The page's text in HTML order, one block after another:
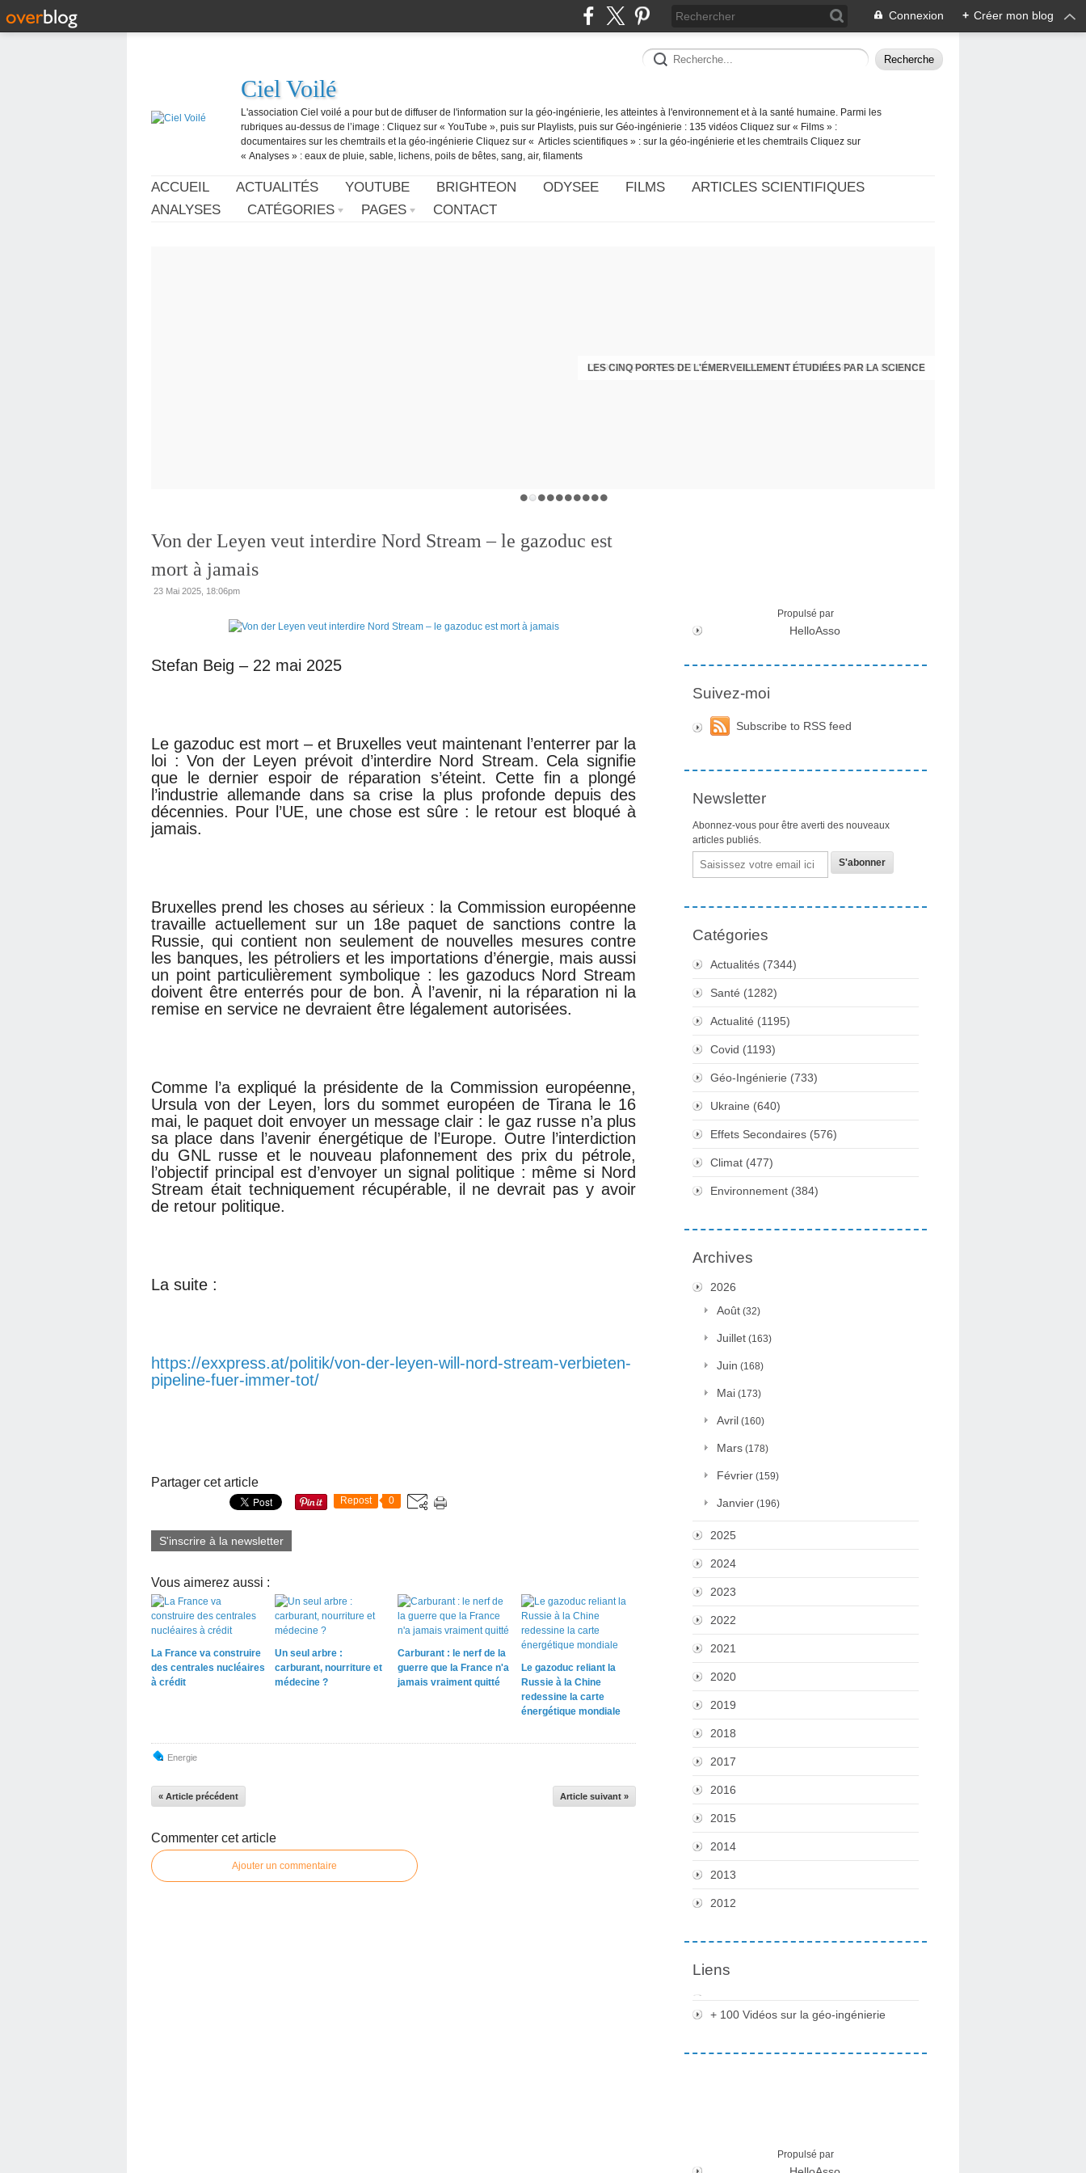
Connexion + Créer mon blog
Ciel Voilé
L'association Ciel voilé a pour but de diffuser de l'information sur la géo-ingénierie, les atteintes à l'environnement et à la santé humaine. Parmi les
rubriques au-dessus de l’image : Cliquez sur « YouTube », puis sur Playlists, puis sur Géo-ingénierie : 135 vidéos Cliquez sur « Films » :
documentaires sur les chemtrails et la géo-ingénierie Cliquez sur « Articles scientifiques » : sur la géo-ingénierie et les chemtrails Cliquez sur
« Analyses » : eaux de pluie, sable, lichens, poils de bêtes, sang, air, filaments
ACCUEIL ACTUALITÉS YOUTUBE BRIGHTEON ODYSEE FILMS
ARTICLES SCIENTIFIQUES
ANALYSES
CATÉGORIES PAGES CONTACT
LES CINQ PORTES DE L'ÉMERVEILLEMENT ÉTUDIÉES PAR LA SCIENCE
CHRISTOPHE PERRET GENTIL : RECEVOIR LE MESSAGE DES PLANTES
Von der Leyen veut interdire Nord Stream – le gazoduc est
mort à jamais
23 Mai 2025, 18:06pm
Stefan Beig – 22 mai 2025
Le gazoduc est mort – et Bruxelles veut maintenant l’enterrer par la
loi : Von der Leyen prévoit d’interdire Nord Stream. Cela signifie
que le dernier espoir de réparation s’éteint. Cette fin a plongé
l’industrie allemande dans sa crise la plus profonde depuis des
décennies. Pour l’UE, une chose est sûre : le retour est bloqué à
jamais.
Bruxelles prend les choses au sérieux : la Commission européenne
travaille actuellement sur un 18e paquet de sanctions contre la
Russie, qui contient non seulement de nouvelles mesures contre
les banques, les pétroliers et les importations d’énergie, mais aussi
un point particulièrement symbolique : les gazoducs Nord Stream
doivent être enterrés pour de bon. À l’avenir, ni la réparation ni la
remise en service ne devraient être légalement autorisées.
Comme l’a expliqué la présidente de la Commission européenne,
Ursula von der Leyen, lors du sommet européen de Tirana le 16
mai, le paquet doit envoyer un message clair : le gaz russe n’a plus
sa place dans l’avenir énergétique de l’Europe. Outre l’interdiction
du GNL russe et le nouveau plafonnement des prix du pétrole,
l’objectif principal est d’envoyer un signal politique : même si Nord
Stream était techniquement récupérable, il ne devrait pas y avoir
de retour politique.
La suite :
https://exxpress.at/politik/von-der-leyen-will-nord-stream-verbieten-
pipeline-fuer-immer-tot/
Partager cet article
Repost 0
S'inscrire à la newsletter
Vous aimerez aussi :
La France va construire
des centrales nucléaires
à crédit
Un seul arbre :
carburant, nourriture et
médecine ?
Carburant : le nerf de la
guerre que la France n'a
jamais vraiment quitté
Le gazoduc reliant la
Russie à la Chine
redessine la carte
énergétique mondiale
Energie
« Article précédent Article suivant »
Commenter cet article
Ajouter un commentaire
Propulsé par
HelloAsso
Suivez-moi
Subscribe to RSS feed
Newsletter
Abonnez-vous pour être averti des nouveaux
articles publiés.
Email
Catégories
Actualités (7344)
Santé (1282)
Actualité (1195)
Covid (1193)
Géo-Ingénierie (733)
Ukraine (640)
Effets Secondaires (576)
Climat (477)
Environnement (384)
Archives
2026
Août (32)
Juillet (163)
Juin (168)
Mai (173)
Avril (160)
Mars (178)
Février (159)
Janvier (196)
2025
2024
2023
2022
2021
2020
2019
2018
2017
2016
2015
2014
2013
2012
Liens
+ 100 Vidéos sur la géo-ingénierie
Propulsé par